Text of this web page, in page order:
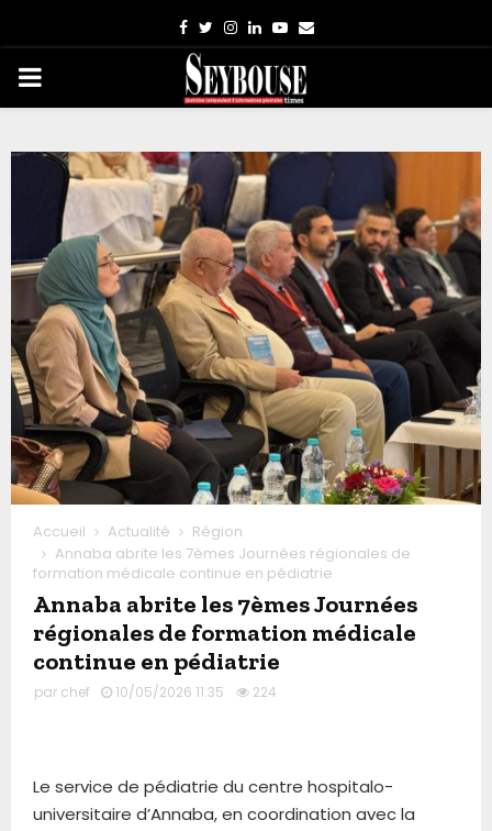
Facebook
TwitterInstagram
LinkedinYoutube
Email
PRIMARY
Accueil Actualité
Région
Annaba abrite les 7èmes Journées régionales de
formation médicale continue en pédiatrie
Annaba abrite les 7èmes Journées
régionales de formation médicale
continue en pédiatrie
par chef 10/05/2026 11:35 224
Le service de pédiatrie du centre hospitalo-
universitaire d’Annaba, en coordination avec la